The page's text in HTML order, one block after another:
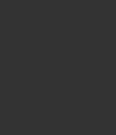
INDEX EDUCATION